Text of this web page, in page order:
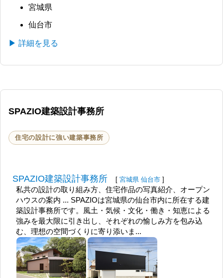
宮城県
仙台市
▶ 詳細を見る
SPAZIO建築設計事務所
住宅の設計に強い建築事務所
SPAZIO建築設計事務所 [ 宮城県 仙台市 ]
私共の設計の取り組み方、住宅作品の写真紹介、オープン
ハウスの案内 ... SPAZIOは宮城県の仙台市内に所在する建
築設計事務所です。風土・気候・文化・働き・知恵による
強みを最大限に引き出し、それぞれの愉しみ方を包み込
む、理想の空間づくりに寄り添いま...